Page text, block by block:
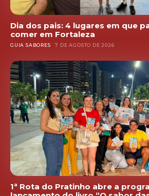
Dia dos pais: 4 lugares em que
comer em Fortaleza
GUIA SABORES 7 DE AGOSTO DE 2026
1ª Rota do Pratinho abre a